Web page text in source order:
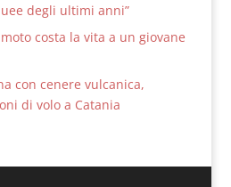
degli ultimi anni”
costa la vita a un giovane
con cenere vulcanica,
di volo a Catania